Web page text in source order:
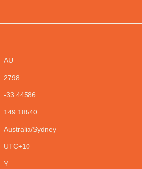
AU
2798
-33.44586
149.18540
Australia/Sydney
UTC+10
Y